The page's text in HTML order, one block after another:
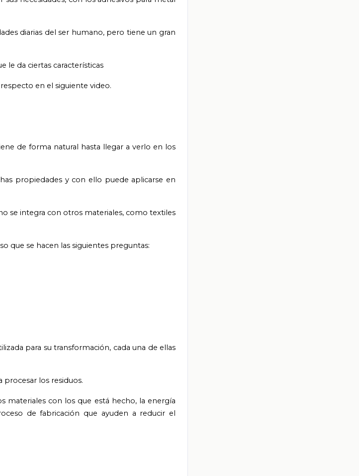
diarias del ser humano, pero tiene un gran
le da ciertas características
en el siguiente video.
de forma natural hasta llegar a verlo en los
propiedades y con ello puede aplicarse en
se integra con otros materiales, como textiles
que se hacen las siguientes preguntas:
para su transformación, cada una de ellas
los residuos.
materiales con los que está hecho, la energía
de fabricación que ayuden a reducir el